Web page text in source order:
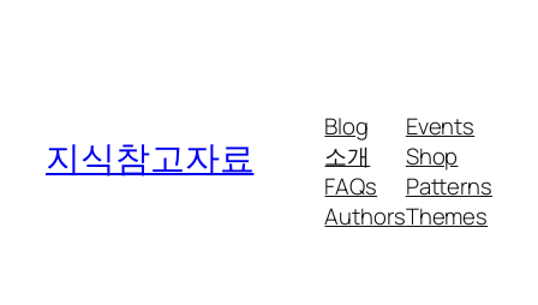
지식참고자료
Blog
소개
FAQs
Authors
Events
Shop
Patterns
Themes